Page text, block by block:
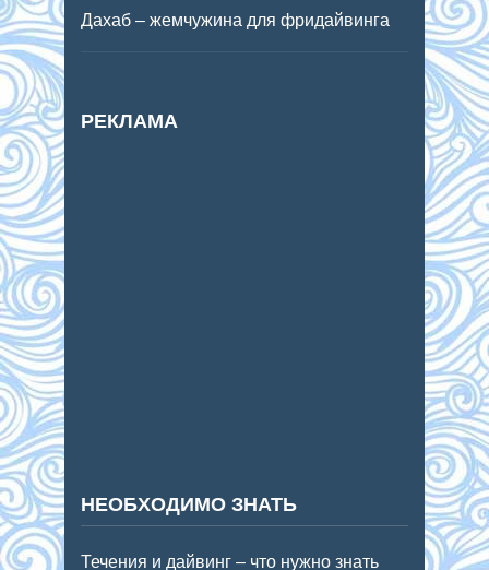
Дахаб – жемчужина для фридайвинга
РЕКЛАМА
НЕОБХОДИМО ЗНАТЬ
Течения и дайвинг – что нужно знать